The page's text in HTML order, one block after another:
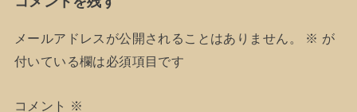
メールアドレスが公開されることはありません。 ※ が
付いている欄は必須項目です
コメント ※